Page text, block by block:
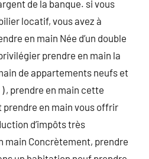
de la banque. si vous
locatif, vous avez à
en main Née d’un double
prendre en main la
de appartements neufs et
, prendre en main cette
en main vous offrir
d’impôts très
main Concrètement, prendre